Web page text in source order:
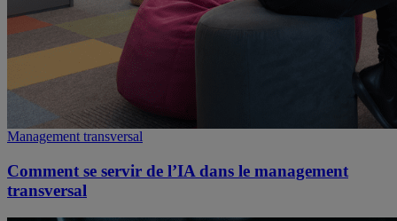
Management transversal
Comment se servir de l’IA dans le management
transversal